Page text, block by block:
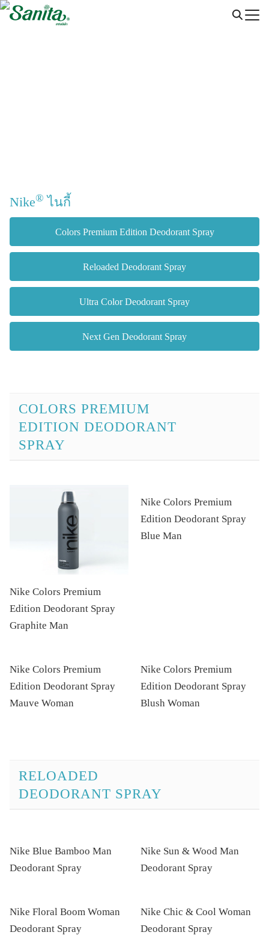
Skip
Nike® ไนกี้
Colors Premium Edition Deodorant Spray
Reloaded Deodorant Spray
Ultra Color Deodorant Spray
Next Gen Deodorant Spray
COLORS PREMIUM
EDITION DEODORANT
SPRAY
Nike Colors Premium
Edition Deodorant Spray
Graphite Man
Nike Colors Premium
Edition Deodorant Spray
Blue Man
Nike Colors Premium
Edition Deodorant Spray
Mauve Woman
Nike Colors Premium
Edition Deodorant Spray
Blush Woman
RELOADED
DEODORANT SPRAY
Nike Blue Bamboo Man
Deodorant Spray
Nike Sun & Wood Man
Deodorant Spray
Nike Floral Boom Woman
Deodorant Spray
Nike Chic & Cool Woman
Deodorant Spray